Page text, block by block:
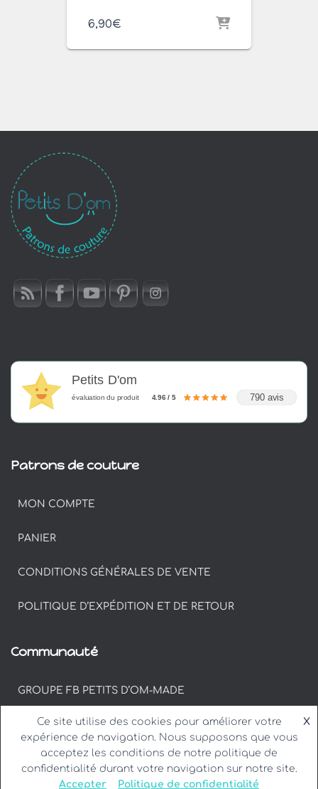
6,90€
Petits D'om
évaluation du produit 4.96 / 5 790 avis
Patrons de couture
MON COMPTE
PANIER
CONDITIONS GÉNÉRALES DE VENTE
POLITIQUE D’EXPÉDITION ET DE RETOUR
Communauté
GROUPE FB PETITS D’OM-MADE
#PETITSDOM SUR INSTAGRAM
Ce site utilise des cookies pour améliorer votre
expérience de navigation. Nous supposons que vous
acceptez les conditions de notre politique de
confidentialité durant votre navigation sur notre site.
X
Accepter Politique de confidentialité